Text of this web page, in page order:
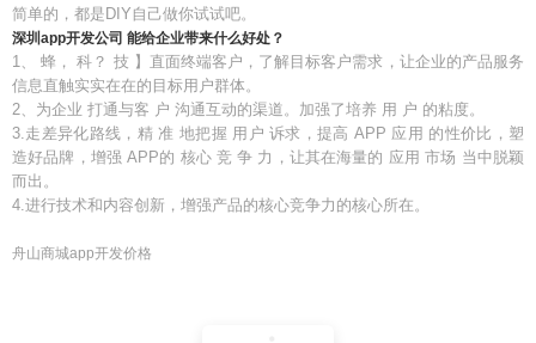
简单的，都是DIY自己做你试试吧。
深圳app开发公司 能给企业带来什么好处？
1、 蜂， 科？ 技 】直面终端客户，了解目标客户需求，让企业的产品服务
信息直触实实在在的目标用户群体。
2、为企业 打通与客 户 沟通互动的渠道。加强了培养 用 户 的粘度。
3.走差异化路线，精 准 地把握 用户 诉求，提高 APP 应用 的性价比，塑
造好品牌，增强 APP的 核心 竞 争 力，让其在海量的 应用 市场 当中脱颖
而出。
4.进行技术和内容创新，增强产品的核心竞争力的核心所在。
舟山商城app开发价格